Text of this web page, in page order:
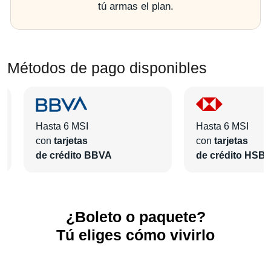
tú armas el plan.
Métodos de pago disponibles
Hasta 6 MSI
con tarjetas
de crédito BBVA
Hasta 6 MSI
con tarjetas
de crédito
¿Boleto o paquete?
Tú eliges cómo vivirlo